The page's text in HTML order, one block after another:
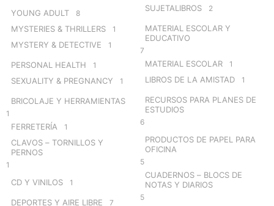
YOUNG ADULT 8
MYSTERIES & THRILLERS 1
MYSTERY & DETECTIVE 1
PERSONAL HEALTH 1
SEXUALITY & PREGNANCY 1
BRICOLAJE Y HERRAMIENTAS
1
FERRETERÍA 1
CLAVOS – TORNILLOS Y
PERNOS
1
CD Y VINILOS 1
DEPORTES Y AIRE LIBRE 7
SUJETALIBROS 2
MATERIAL ESCOLAR Y
EDUCATIVO
7
MATERIAL ESCOLAR 1
LIBROS DE LA AMISTAD 1
RECURSOS PARA PLANES DE
ESTUDIOS
6
PRODUCTOS DE PAPEL PARA
OFICINA
5
CUADERNOS – BLOCS DE
NOTAS Y DIARIOS
5